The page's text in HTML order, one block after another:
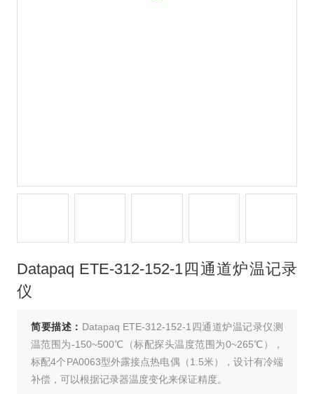
Datapaq ETE-312-152-1四通道炉温记录
仪
简要描述： Datapaq ETE-312-152-1四通道炉温记录仪测
温范围为-150~500℃（标配探头温度范围为0~265℃），
标配4个PA0063型外露接点热电偶（1.5米），设计有冷端
补偿，可以根据记录器温度变化来保证精度。